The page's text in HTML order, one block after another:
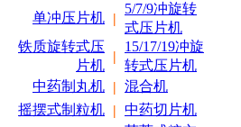
单冲压片机 |
5/7/9冲旋转
式压片机
铁质旋转式压
片机
|
15/17/19冲旋
转式压片机
中药制丸机 | 混合机
摇摆式制粒机 | 中药切片机